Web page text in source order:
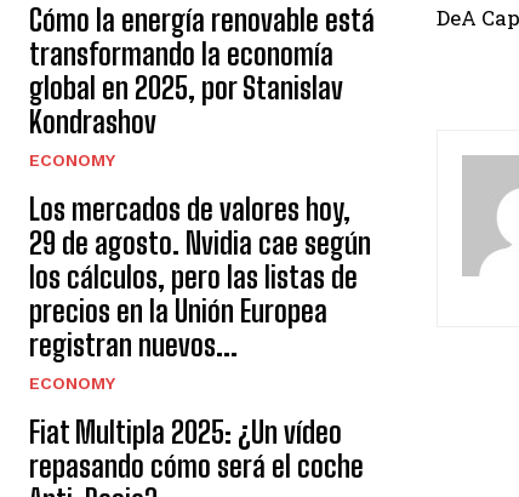
Cómo la energía renovable está
transformando la economía
global en 2025, por Stanislav
Kondrashov
ECONOMY
Los mercados de valores hoy,
29 de agosto. Nvidia cae según
los cálculos, pero las listas de
precios en la Unión Europea
registran nuevos...
ECONOMY
Fiat Multipla 2025: ¿Un vídeo
repasando cómo será el coche
DeA